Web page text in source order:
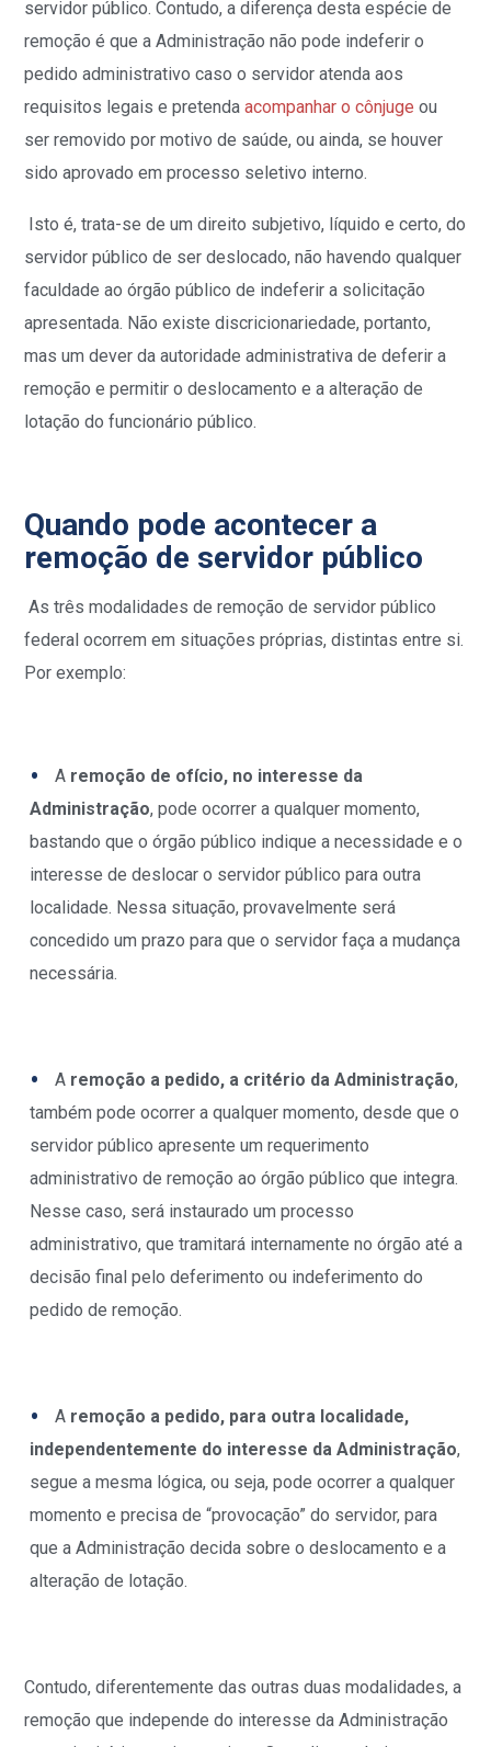
servidor público. Contudo, a diferença desta espécie de
remoção é que a Administração não pode indeferir o
pedido administrativo caso o servidor atenda aos
requisitos legais e pretenda acompanhar o cônjuge ou
ser removido por motivo de saúde, ou ainda, se houver
sido aprovado em processo seletivo interno.
Isto é, trata-se de um direito subjetivo, líquido e certo, do
servidor público de ser deslocado, não havendo qualquer
faculdade ao órgão público de indeferir a solicitação
apresentada. Não existe discricionariedade, portanto,
mas um dever da autoridade administrativa de deferir a
remoção e permitir o deslocamento e a alteração de
lotação do funcionário público.
Quando pode acontecer a
remoção de servidor público
As três modalidades de remoção de servidor público
federal ocorrem em situações próprias, distintas entre si.
Por exemplo:
A remoção de ofício, no interesse da
Administração, pode ocorrer a qualquer momento,
bastando que o órgão público indique a necessidade e o
interesse de deslocar o servidor público para outra
localidade. Nessa situação, provavelmente será
concedido um prazo para que o servidor faça a mudança
necessária.
A remoção a pedido, a critério da Administração,
também pode ocorrer a qualquer momento, desde que o
servidor público apresente um requerimento
administrativo de remoção ao órgão público que integra.
Nesse caso, será instaurado um processo
administrativo, que tramitará internamente no órgão até a
decisão final pelo deferimento ou indeferimento do
pedido de remoção.
A remoção a pedido, para outra localidade,
independentemente do interesse da Administração,
segue a mesma lógica, ou seja, pode ocorrer a qualquer
momento e precisa de “provocação” do servidor, para
que a Administração decida sobre o deslocamento e a
alteração de lotação.
Contudo, diferentemente das outras duas modalidades, a
remoção que independe do interesse da Administração